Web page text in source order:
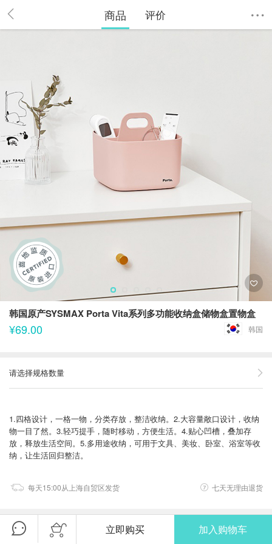
商品 评价
韩国原产SYSMAX Porta Vita系列多功能收纳盒储物盒置物盒
¥69.00 韩国
请选择规格数量
1.四格设计，一格一物，分类存放，整洁收纳。2.大容量敞口设计，收纳
物一目了然。3.轻巧提手，随时移动，方便生活。4.贴心凹槽，叠加存
放，释放生活空间。5.多用途收纳，可用于文具、美妆、卧室、浴室等收
纳，让生活回归整洁。
每天15:00从上海自贸区发货 七天无理由退货
在售品牌商品 (45)
立即购买 加入购物车